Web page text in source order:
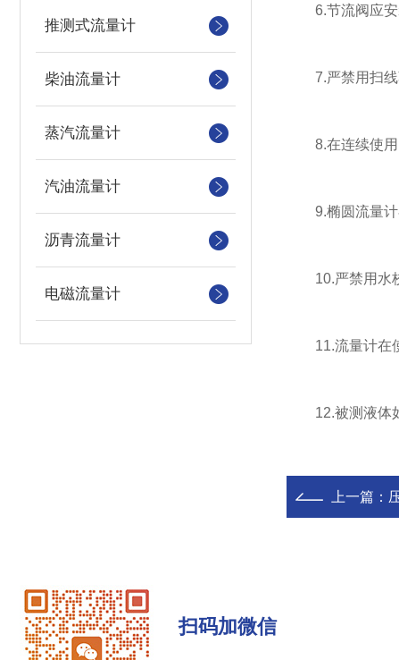
推测式流量计
柴油流量计
蒸汽流量计
汽油流量计
沥青流量计
电磁流量计
6.节流阀应安装
7.严禁用扫线
8.在连续使用
9.椭圆流量计在
10.严禁用水校
11.流量计在使
12.被测液体如
上一篇：
扫码加微信